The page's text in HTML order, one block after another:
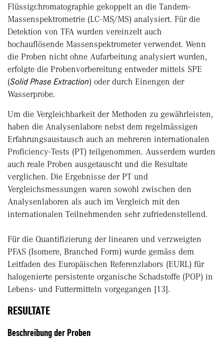
Flüssigchromatographie gekoppelt an die Tandem-
Massenspektrometrie (LC-MS/MS) analysiert. Für die
Detektion von TFA wurden vereinzelt auch
hochauflösende Massenspektrometer verwendet. Wenn
die Proben nicht ohne Aufarbeitung analysiert wurden,
erfolgte die Probenvorbereitung entweder mittels SPE
(Solid Phase Extraction) oder durch Einengen der
Wasserprobe.
Um die Vergleichbarkeit der Methoden zu gewährleisten,
haben die Analysenlabore nebst dem regelmässigen
Erfahrungsaustausch auch an mehreren internationalen
Proficiency-Tests (PT) teilgenommen. Ausserdem wurden
auch reale Proben ausgetauscht und die Resultate
verglichen. Die Ergebnisse der PT und
Vergleichsmessungen waren sowohl zwischen den
Analysenlaboren als auch im Vergleich mit den
internationalen Teilnehmenden sehr zufriedenstellend.
Für die Quantifizierung der linearen und verzweigten
PFAS (Isomere, Branched Form) wurde gemäss dem
Leitfaden des Europäischen Referenzlabors (EURL) für
halogenierte persistente organische Schadstoffe (POP) in
Lebens- und Futtermitteln vorgegangen [13].
RESULTATE
Beschreibung der Proben